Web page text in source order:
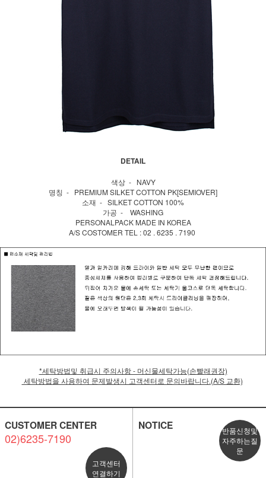
DETAIL
색상 - NAVY
명칭 - PREMIUM SILKET COTTON PK[SEMIOVER]
소재 - SILKET COTTON 100%
가공 - WASHING
PERSONALPACK MADE IN KOREA
A/S COSTOMER TEL : 02 . 6235 . 7190
*세탁방법및 취급시 주의사항 - 머신물세탁가능(손빨래권장)
세탁방법을 사용하여 문제발생시 고객센터로 문의바랍니다.(A/S 교환)
CUSTOMER CENTER
02)6235-7190
고객센터
연결하기
NOTICE
반품신청및
자주하는질
문